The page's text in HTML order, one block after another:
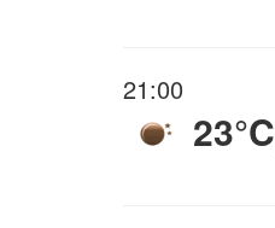
21:00
23°C